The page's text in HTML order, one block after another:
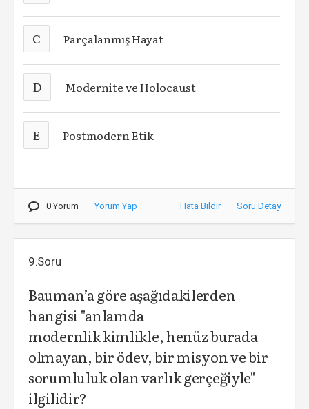
C Parçalanmış Hayat
D Modernite ve Holocaust
E Postmodern Etik
0 Yorum Yorum Yap Hata Bildir Soru Detay
9.Soru
Bauman’a göre aşağıdakilerden
hangisi "anlamda
modernlik kimlikle, henüz burada
olmayan, bir ödev, bir misyon ve bir
sorumluluk olan varlık gerçeğiyle"
ilgilidir?